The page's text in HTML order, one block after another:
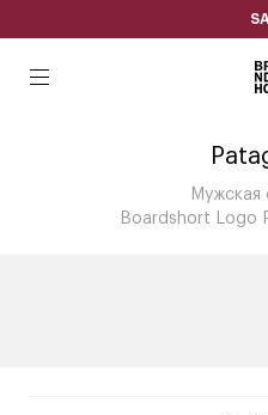
Мужская
Boardshort Logo